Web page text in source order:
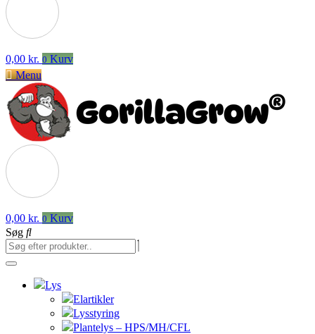
0,00 kr. 0 Kurv
Menu
0,00 kr. 0 Kurv
Søg
Lys
Elartikler
Lysstyring
Plantelys – HPS/MH/CFL